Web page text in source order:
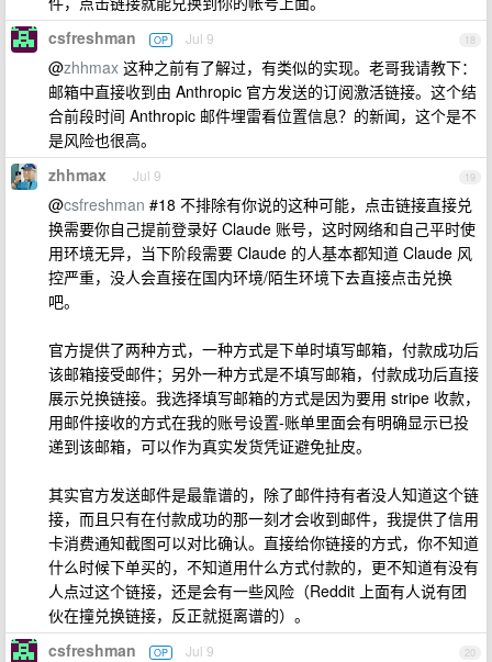
18
csfreshman OP Jul 9
@zhhmax 这种之前有了解过，有类似的实现。老哥我请教下：
邮箱中直接收到由 Anthropic 官方发送的订阅激活链接。这个结
合前段时间 Anthropic 邮件埋雷看位置信息？的新闻，这个是不
是风险也很高。
19
zhhmax Jul 9
@csfreshman #18 不排除有你说的这种可能，点击链接直接兑
换需要你自己提前登录好 Claude 账号，这时网络和自己平时使
用环境无异，当下阶段需要 Claude 的人基本都知道 Claude 风
控严重，没人会直接在国内环境/陌生环境下去直接点击兑换
吧。
官方提供了两种方式，一种方式是下单时填写邮箱，付款成功后
该邮箱接受邮件；另外一种方式是不填写邮箱，付款成功后直接
展示兑换链接。我选择填写邮箱的方式是因为要用 stripe 收款，
用邮件接收的方式在我的账号设置-账单里面会有明确显示已投
递到该邮箱，可以作为真实发货凭证避免扯皮。
其实官方发送邮件是最靠谱的，除了邮件持有者没人知道这个链
接，而且只有在付款成功的那一刻才会收到邮件，我提供了信用
卡消费通知截图可以对比确认。直接给你链接的方式，你不知道
什么时候下单买的，不知道用什么方式付款的，更不知道有没有
人点过这个链接，还是会有一些风险（Reddit 上面有人说有团
伙在撞兑换链接，反正就挺离谱的）。
20
csfreshman OP Jul 9